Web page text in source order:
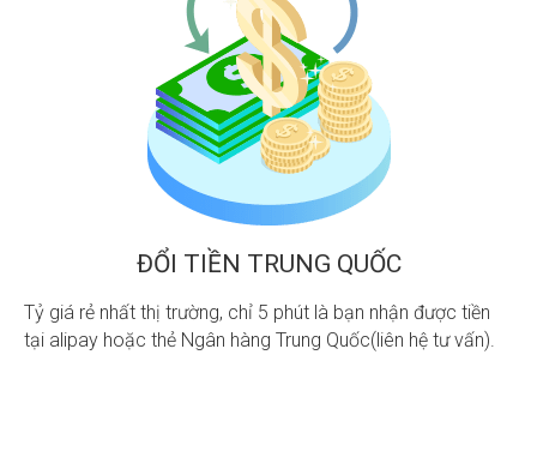
ĐỔI TIỀN TRUNG QUỐC
Tỷ giá rẻ nhất thị trường, chỉ 5 phút là bạn nhận được tiền
tại alipay hoặc thẻ Ngân hàng Trung Quốc(liên hệ tư vấn).